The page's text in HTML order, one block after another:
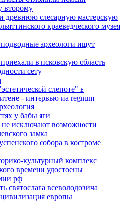
второму
древнюю слесарную мастерскую
краеведческого музея
археологи ищут
в псковскую область
сету
слепоте" в
- интервью иа regnum
у бабы яги
не исключают возможности
замка
собора в костроме
культурный комплекс
времени удостоены
рф
святослава всеволодовича
европы